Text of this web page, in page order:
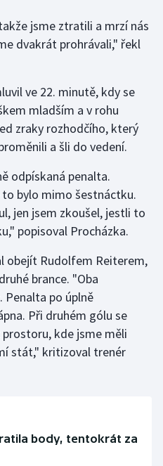
jsme ztratili a mrzí nás
dvakrát prohrávali," řekl
ve 22. minutě, kdy se
mladším a v rohu
zraky rozhodčího, který
a šli do vedení.
odpískaná penalta.
to bylo mimo šestnáctku.
jen jsem zkoušel, jestli to
popisoval Procházka.
obejít Rudolfem Reiterem,
brance. "Oba
Penalta po úplně
Při druhém gólu se
kde jsme měli
stát," kritizoval trenér
body, tentokrát za